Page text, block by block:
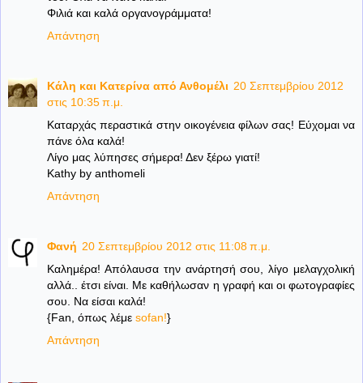
Φιλιά και καλά οργανογράμματα!
Απάντηση
Κάλη και Κατερίνα από Ανθομέλι 20 Σεπτεμβρίου 2012
στις 10:35 π.μ.
Kαταρχάς περαστικά στην οικογένεια φίλων σας! Εύχομαι να
πάνε όλα καλά!
Λίγο μας λύπησες σήμερα! Δεν ξέρω γιατί!
Kathy by anthomeli
Απάντηση
Φανή 20 Σεπτεμβρίου 2012 στις 11:08 π.μ.
Καλημέρα! Απόλαυσα την ανάρτησή σου, λίγο μελαγχολική
αλλά.. έτσι είναι. Με καθήλωσαν η γραφή και οι φωτογραφίες
σου. Να είσαι καλά!
{Fan, όπως λέμε sofan!}
Απάντηση